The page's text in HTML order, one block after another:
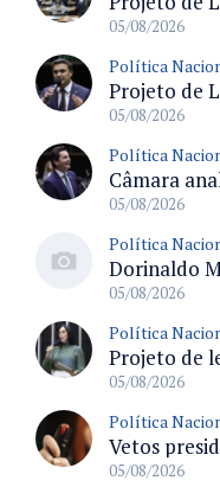
05/08/2026
Política
05/08/2026
Política
05/08/2026
Política
05/08/2026
Política
05/08/2026
Política
05/08/2026